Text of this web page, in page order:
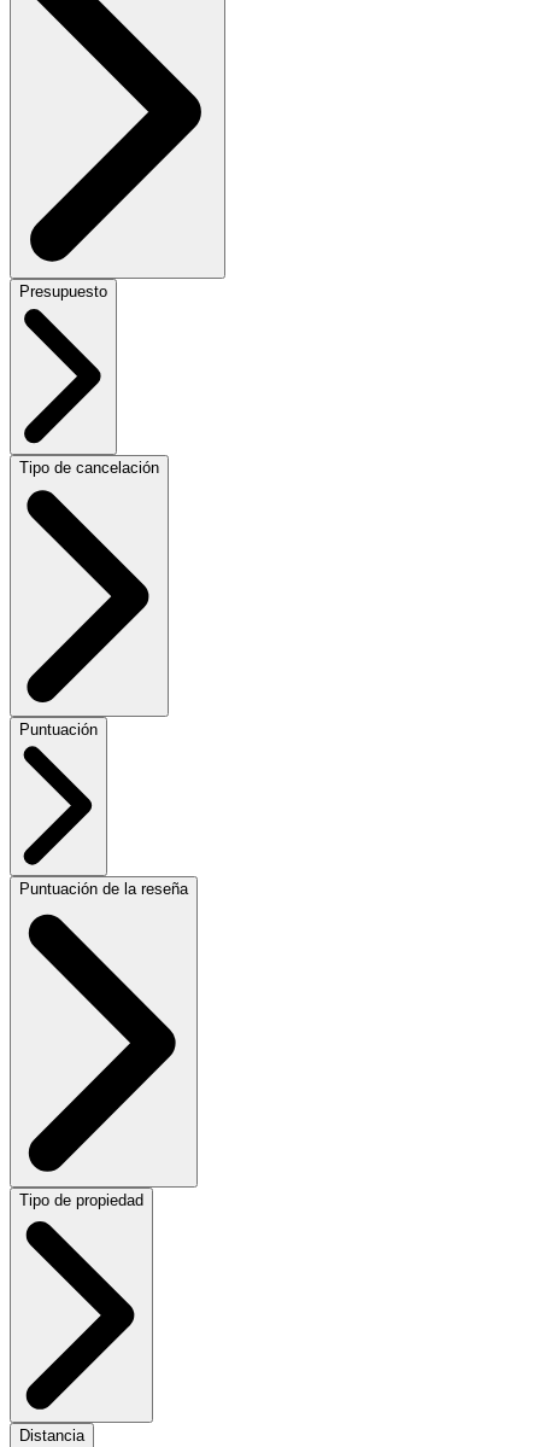
Presupuesto
Tipo de cancelación
Puntuación
Puntuación de la reseña
Tipo de propiedad
Distancia